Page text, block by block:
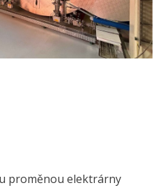
proměnou elektrárny